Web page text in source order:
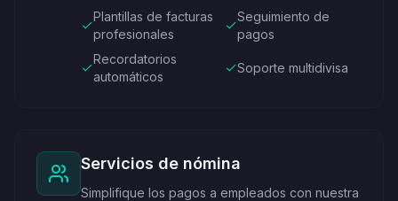
Plantillas de facturas
profesionales
Seguimiento de
pagos
Recordatorios
automáticos
Soporte multidivisa
Servicios de nómina
Simplifique los pagos a empleados con nuestra